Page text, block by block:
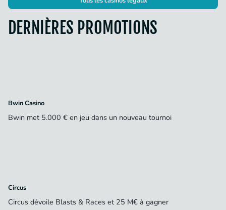
DERNIÈRES PROMOTIONS
Bwin Casino
Bwin met 5.000 € en jeu dans un nouveau tournoi
Circus
Circus dévoile Blasts & Races et 25 M€ à gagner